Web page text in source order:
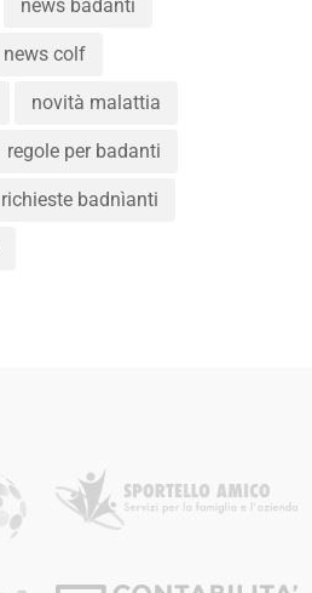
news badanti
news colf
novità malattia
regole per badanti
richieste badnìanti